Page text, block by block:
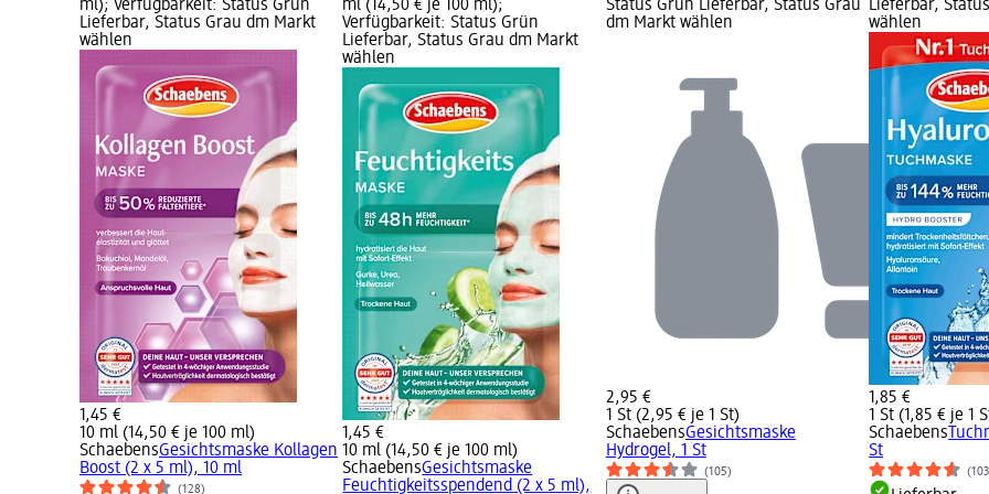
ml); Verfügbarkeit: Status Grün
Lieferbar, Status Grau dm Markt
wählen
1,45 €
10 ml (14,50 € je 100 ml)
SchaebensGesichtsmaske Kollagen
Boost (2 x 5 ml), 10 ml
(128)
ml (14,50 € je 100 ml);
Verfügbarkeit: Status Grün
Lieferbar, Status Grau dm Markt
wählen
1,45 €
10 ml (14,50 € je 100 ml)
SchaebensGesichtsmaske
Feuchtigkeitsspendend (2 x 5 ml),
Status Grün Lieferbar, Status Grau
dm Markt wählen
2,95 €
1 St (2,95 € je 1 St)
SchaebensGesichtsmaske
Hydrogel, 1 St
(105)
Lieferbar,
wählen
1,85 €
1 St (1,85 € je 1
Schaebens
St